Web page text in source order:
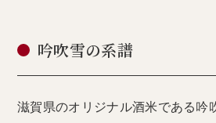
吟吹雪の系譜
滋賀県のオリジナル酒米である吟